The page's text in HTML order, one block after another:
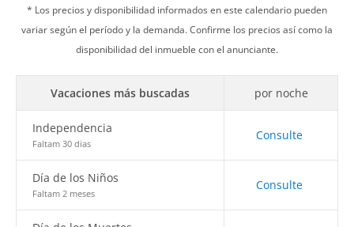
* Los precios y disponibilidad informados en este calendario pueden
variar según el período y la demanda. Confirme los precios así como la
disponibilidad del inmueble con el anunciante.
Vacaciones más buscadas por noche
Independencia
Faltam 30 dias
Consulte
Día de los Niños
Faltam 2 meses
Consulte